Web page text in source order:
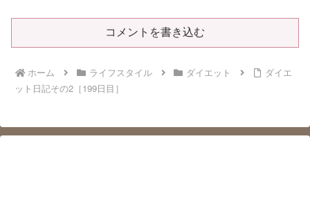
コメントを書き込む
ホーム ライフスタイル ダイエット
ダイエ
ット日記その2［199日目］